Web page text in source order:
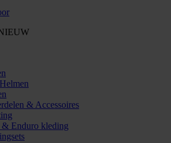
& Accessoires
& Enduro kleding